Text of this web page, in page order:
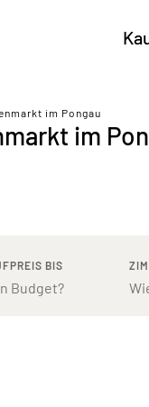
Regionen
München
im Pongau
im
BIS